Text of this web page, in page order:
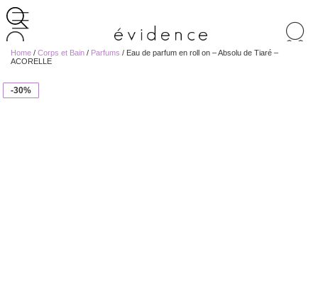
de
produits
Home / Corps et Bain / Parfums / Eau de parfum en roll on – Absolu de Tiaré –
ACORELLE
-30%